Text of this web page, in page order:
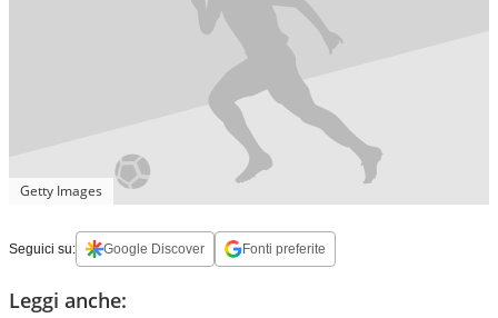
Getty Images
Seguici su: Google Discover Fonti preferite
Leggi anche: